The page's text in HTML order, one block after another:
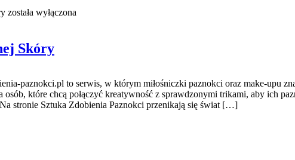
została wyłączona
Skóry
paznokci.pl to serwis, w którym miłośniczki paznokci oraz make-upu
które chcą połączyć kreatywność z sprawdzonymi trikami, aby ich
stronie Sztuka Zdobienia Paznokci przenikają się świat […]